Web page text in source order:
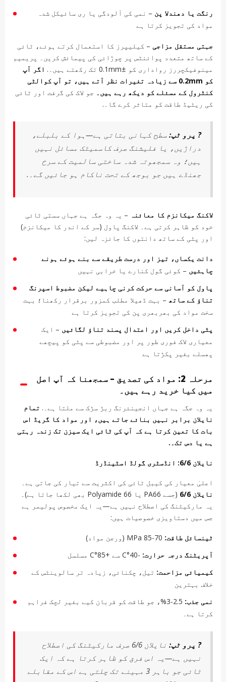
رنگت یا دھندلا پن – نمی کی آلودگی یا ری سائیکل شدہ
مواد کی تجویز کرتا ہے
جہتی مستقل مزاجی – کیلیپرز کا استعمال کرتے ہوئے، ٹائی
کے ساتھ متعدد پوائنٹس پر چوڑائی کی پیمائش کریں۔ پریمیم
مینوفیکچررز رواداری کو ±0.1mm تک رکھتے ہیں۔.
اگر آپ
کو 0.2mm سے زیادہ تغیرات نظر آتے ہیں، تو آپ کوالٹی
کنٹرول کے مسئلے کو دیکھ رہے ہیں۔ جو لاک کی گرفت اور ٹائی
کی ریٹیڈ طاقت کو متاثر کرے گا۔.
? پرو ٹپ:سطح کہانی بتاتی ہے—ہوا کے بلبلے،
دراڑیں، یا فلیشنگ صرف کاسمیٹک مسائل نہیں
ہیں؛ وہ سمجھوتہ شدہ ساختی سالمیت کے سرخ
جھنڈے ہیں جو بوجھ کے تحت ناکام ہو جائیں گے۔.
لاکنگ میکانزم کا معائنہ – یہ وہ جگہ ہے جہاں سستی ٹائی
خود کو ظاہر کرتی ہے۔ لاکنگ پاول (سر کے اندر کا میکانزم)
اور پٹی کے ساتھ دانتوں کا جائزہ لیں:
دانت یکساں، تیز اور درست طریقے سے بنے ہوئے ہونے
چاہئیں – کوئی گول کنارے یا خرابی نہیں
پاول کو آسانی سے حرکت کرنی چاہیے لیکن مضبوط اسپرنگ
تناؤ کے ساتھ – بہت ڈھیلا مطلب کمزور برقرار رکھنا؛ بہت
سخت مواد کی بھربھری پن کی تجویز کرتا ہے
پٹی داخل کریں اور اعتدال پسند تناؤ لگائیں – ایک
معیاری لاک فوری طور پر اور مضبوطی سے پٹی کو پیچھے
پھسلے بغیر پکڑتا ہے
مرحلہ 2: مواد کی تصدیق – سمجھنا کہ آپ اصل
میں کیا خرید رہے ہیں۔
یہ وہ جگہ ہے جہاں انجینئرنگ ربڑ سڑک سے ملتا ہے۔. تمام
نایلان برابر نہیں بنائے جاتے ہیں، اور مواد کا گریڈ اس
بات کا تعین کرتا ہے کہ آپ کی ٹائی ایک سیزن تک زندہ رہتی
ہے یا دس تک۔.
نایلان 6/6: انڈسٹری گولڈ اسٹینڈرڈ
اعلیٰ معیار کی کیبل ٹائی کی اکثریت سے تیار کی جاتی ہے۔
نایلان 6/6
(جسے PA66 یا Polyamide 66 بھی لکھا جاتا ہے)۔
یہ مارکیٹنگ کی اصطلاح نہیں ہے—یہ ایک مخصوص پولیمر ہے
جس میں دستاویزی خصوصیات ہیں:
ٹینسائل طاقت:
آپریٹنگ درجہ حرارت: -40°C سے +85°C مسلسل
کیمیائی مزاحمت: تیل، چکنائی، زیادہ تر سالوینٹس کے
خلاف بہترین
نمی جذب:
2.5-3%، جو طاقت کو قربان کیے بغیر لچک فراہم
کرتا ہے۔
? پرو ٹپ:
نایلان 6/6 صرف مارکیٹنگ کی اصطلاح
نہیں ہے—یہ اس فرق کو ظاہر کرتا ہے کہ ایک
ٹائی جو باہر 3 مہینے تک چلتی ہے اس کے مقابلے